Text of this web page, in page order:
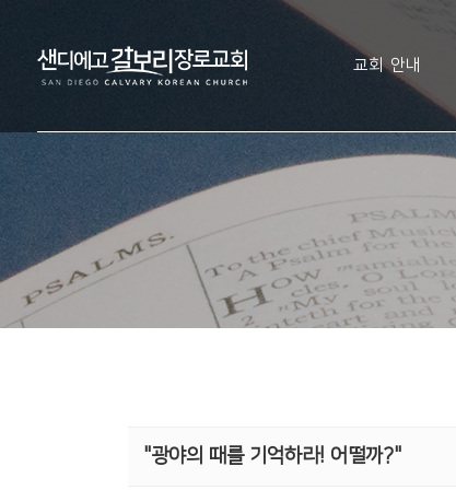
교회 안내
"광야의 때를 기억하라! 어떨까?"